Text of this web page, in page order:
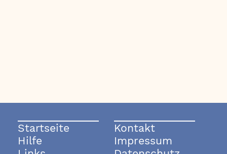
Startseite
Hilfe
Kontakt
Impressum